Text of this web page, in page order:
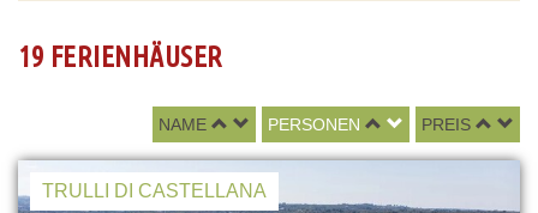
19 FERIENHÄUSER
NAME PERSONEN PREIS
TRULLI DI CASTELLANA